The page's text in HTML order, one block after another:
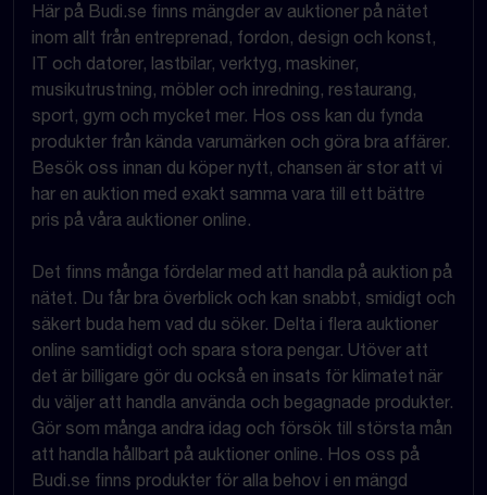
Här på Budi.se finns mängder av auktioner på nätet
inom allt från entreprenad, fordon, design och konst,
IT och datorer, lastbilar, verktyg, maskiner,
musikutrustning, möbler och inredning, restaurang,
sport, gym och mycket mer. Hos oss kan du fynda
produkter från kända varumärken och göra bra affärer.
Besök oss innan du köper nytt, chansen är stor att vi
har en auktion med exakt samma vara till ett bättre
pris på våra auktioner online.
Det finns många fördelar med att handla på auktion på
nätet. Du får bra överblick och kan snabbt, smidigt och
säkert buda hem vad du söker. Delta i flera auktioner
online samtidigt och spara stora pengar. Utöver att
det är billigare gör du också en insats för klimatet när
du väljer att handla använda och begagnade produkter.
Gör som många andra idag och försök till största mån
att handla hållbart på auktioner online. Hos oss på
Budi.se finns produkter för alla behov i en mängd